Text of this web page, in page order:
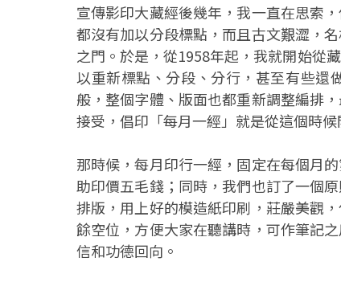
宣傳影印大藏經後幾年，我一直在思索
都沒有加以分段標點，而且古文艱澀，
之門。於是，從1958年起，我就開始從
以重新標點、分段、分行，甚至有些還
般，整個字體、版面也都重新調整編排
接受，倡印「每月一經」就是從這個時候
那時候，每月印行一經，固定在每個月
助印價五毛錢；同時，我們也訂了一個
排版，用上好的模造紙印刷，莊嚴美觀
餘空位，方便大家在聽講時，可作筆記
信和功德回向。